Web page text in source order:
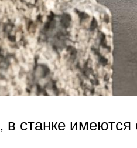
в станке